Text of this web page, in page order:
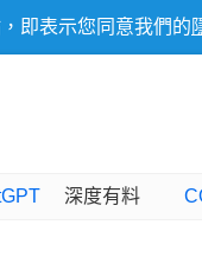
即表示您同意我們的
深度有料